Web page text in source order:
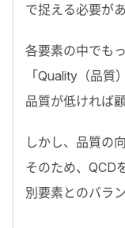
で捉える必要が
各要素の中でも
「Quality（品質
品質が低ければ
しかし、品質の
そのため、QCD
別要素とのバラ